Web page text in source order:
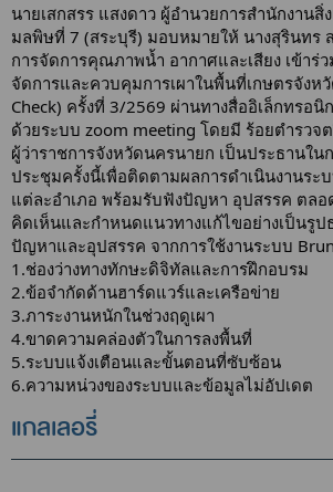
นายเสกสรร แสงดาว ผู้อำนวยการสำนักงาน
มลพิษที่ 7 (สระบุรี) มอบหมายให้ นางสุรินทร
การจัดการคุณภาพน้ำ อากาศและเสียง เข้าร่
จัดการและควบคุมการเผาในพื้นที่เกษตรจังห
Check) ครั้งที่ 3/2569 ผ่านทางสื่ออิเล็กทรอนิ
ด้วยระบบ zoom meeting โดยมี ร้อยตำรวจ
ผู้ว่าราชการจังหวัดนครนายก เป็นประธานใน
ประชุมครั้งนี้เพื่อติดตามผลการดำเนินงานระ
แต่ละอำเภอ พร้อมรับฟังปัญหา อุปสรรค ตล
คิดเห็นและกำหนดแนวทางแก้ไขอย่างเป็นรู
ปัญหาและอุปสรรค จากการใช้งานระบบ
1.ช่องว่างทางทักษะดิจิทัลและการฝึกอบรม
2.ข้อจำกัดด้านฮาร์ดแวร์และเครือข่าย
3.ภาระงานหนักในช่วงฤดูเผา
4.ขาดความคล่องตัวในการลงพื้นที่
5.ระบบแจ้งเตือนและขั้นตอนที่ซับซ้อน
6.ความหน่วงของระบบและข้อมูลไม่อัปเดต
แกลเลอรี่